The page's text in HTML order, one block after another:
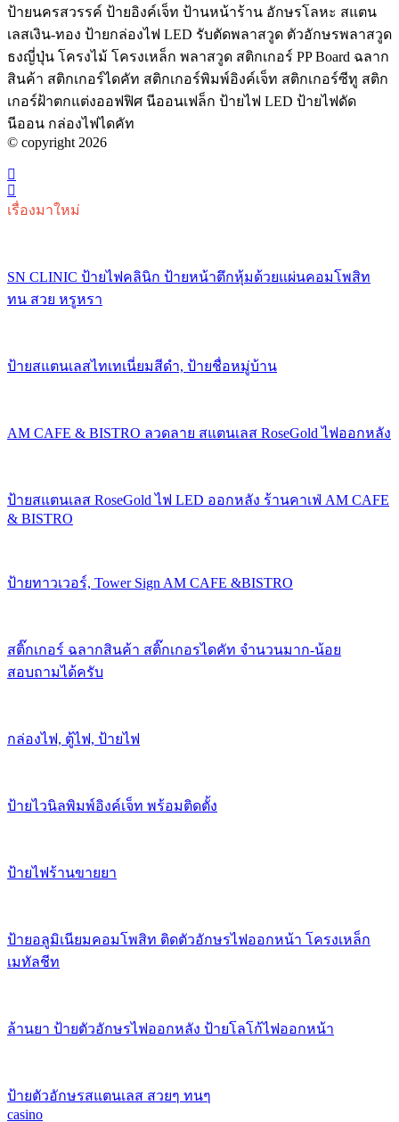
ป้ายนครสวรรค์ ป้ายอิงค์เจ็ท ป้านหน้าร้าน อักษรโลหะ สแตน
เลสเงิน-ทอง ป้ายกล่องไฟ LED รับตัดพลาสวูด ตัวอักษรพลาสวูด
ธงญี่ปุ่น โครงไม้ โครงเหล็ก พลาสวูด สติกเกอร์ PP Board ฉลาก
สินค้า สติกเกอร์ไดคัท สติกเกอร์พิมพ์อิงค์เจ็ท สติกเกอร์ซีทู สติก
เกอร์ฝ้าตกแต่งออฟฟิศ นีออนเฟล็ก ป้ายไฟ LED ป้ายไฟดัด
นีออน กล่องไฟไดคัท
© copyright 2026
เรื่องมาใหม่
SN CLINIC ป้ายไฟคลินิก ป้ายหน้าตึกหุ้มด้วยแผ่นคอมโพสิท
ทน สวย หรูหรา
ป้ายสแตนเลสไทเทเนี่ยมสีดำ, ป้ายชื่อหมู่บ้าน
AM CAFE & BISTRO ลวดลาย สแตนเลส RoseGold ไฟออกหลัง
ป้ายสแตนเลส RoseGold ไฟ LED ออกหลัง ร้านคาเฟ่ AM CAFE
& BISTRO
ป้ายทาวเวอร์, Tower Sign AM CAFE &BISTRO
สติ๊กเกอร์ ฉลากสินค้า สติ๊กเกอรไดคัท จำนวนมาก-น้อย
สอบถามได้ครับ
กล่องไฟ, ตู้ไฟ, ป้ายไฟ
ป้ายไวนิลพิมพ์อิงค์เจ็ท พร้อมติดตั้ง
ป้ายไฟร้านขายยา
ป้ายอลูมิเนียมคอมโพสิท ติดตัวอักษรไฟออกหน้า โครงเหล็ก
เมทัลชีท
ล้านยา ป้ายตัวอักษรไฟออกหลัง ป้ายโลโก้ไฟออกหน้า
ป้ายตัวอักษรสแตนเลส สวยๆ ทนๆ
casino